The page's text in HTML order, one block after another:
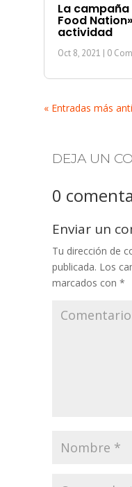
La
Food
actividad
Oct 8, 2021 | 0
« Entradas más
DEJA UN
0
Enviar un
Tu dirección de
publicada. Los
marcados con *